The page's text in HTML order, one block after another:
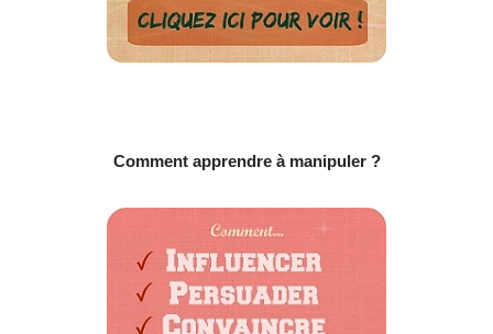
Comment apprendre à manipuler ?